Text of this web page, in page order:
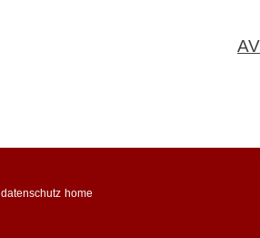
datenschutz home